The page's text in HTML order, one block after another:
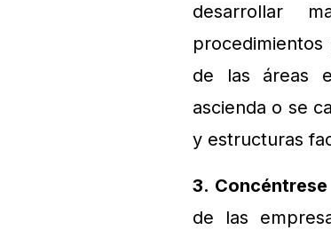
desarrollar
de las áreas
ascienda o se
y estructuras
3.
de las